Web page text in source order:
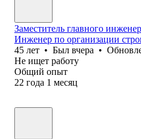
Заместитель главного
Инженер по организации
45 лет • Был вчера •
Не ищет работу
Общий опыт
22 года 1 месяц